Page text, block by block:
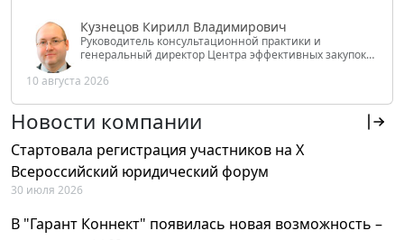
Кузнецов Кирилл Владимирович
Руководитель консультационной практики и
генеральный директор Центра эффективных закупок
РФ
10 августа 2026
Новости компании
Стартовала регистрация участников на X
Всероссийский юридический форум
30 июля 2026
В "Гарант Коннект" появилась новая возможность –